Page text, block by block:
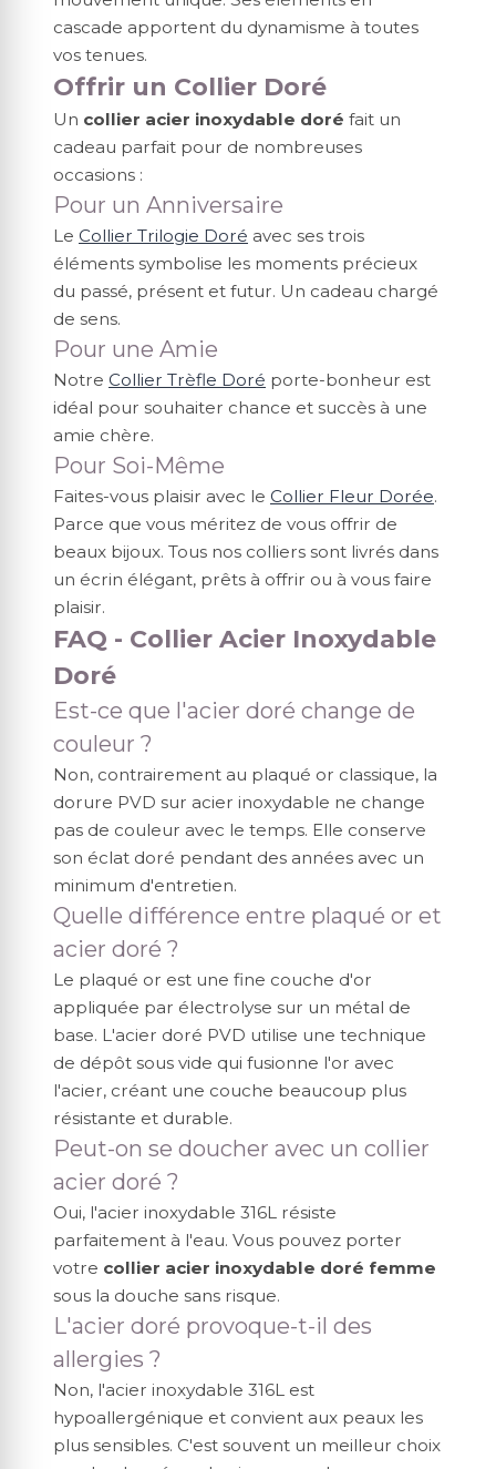
cascade apportent du dynamisme à toutes
vos tenues.
Offrir un Collier Doré
Un collier acier inoxydable doré fait un
cadeau parfait pour de nombreuses
occasions :
Pour un Anniversaire
Le Collier Trilogie Doré avec ses trois
éléments symbolise les moments précieux
du passé, présent et futur. Un cadeau chargé
de sens.
Pour une Amie
Notre Collier Trèfle Doré porte-bonheur est
idéal pour souhaiter chance et succès à une
amie chère.
Pour Soi-Même
Faites-vous plaisir avec le Collier Fleur Dorée.
Parce que vous méritez de vous offrir de
beaux bijoux. Tous nos colliers sont livrés dans
un écrin élégant, prêts à offrir ou à vous faire
plaisir.
FAQ - Collier Acier Inoxydable
Doré
Est-ce que l'acier doré change de
couleur ?
Non, contrairement au plaqué or classique, la
dorure PVD sur acier inoxydable ne change
pas de couleur avec le temps. Elle conserve
son éclat doré pendant des années avec un
minimum d'entretien.
Quelle différence entre plaqué or et
acier doré ?
Le plaqué or est une fine couche d'or
appliquée par électrolyse sur un métal de
base. L'acier doré PVD utilise une technique
de dépôt sous vide qui fusionne l'or avec
l'acier, créant une couche beaucoup plus
résistante et durable.
Peut-on se doucher avec un collier
acier doré ?
Oui, l'acier inoxydable 316L résiste
parfaitement à l'eau. Vous pouvez porter
votre collier acier inoxydable doré femme
sous la douche sans risque.
L'acier doré provoque-t-il des
allergies ?
Non, l'acier inoxydable 316L est
hypoallergénique et convient aux peaux les
plus sensibles. C'est souvent un meilleur choix